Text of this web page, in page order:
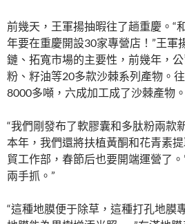
前幾天，王軍揚抽暇往了趟重慶。“
年要在重慶開設30家專營店！”王軍
鏈、拓寬市場的主要性，前幾年，
粉、籽油等20多款沙棘系列產物。
8000多噸，六成加工成了沙棘產物。
“我們剛發布了軟膠囊和多肽粉兩款
本年，我們還將扶植黃酮和花青素
貿工作部，春節后也要開端運營了
兩手抓。”
“這種地膜便于除草，這種打孔地膜